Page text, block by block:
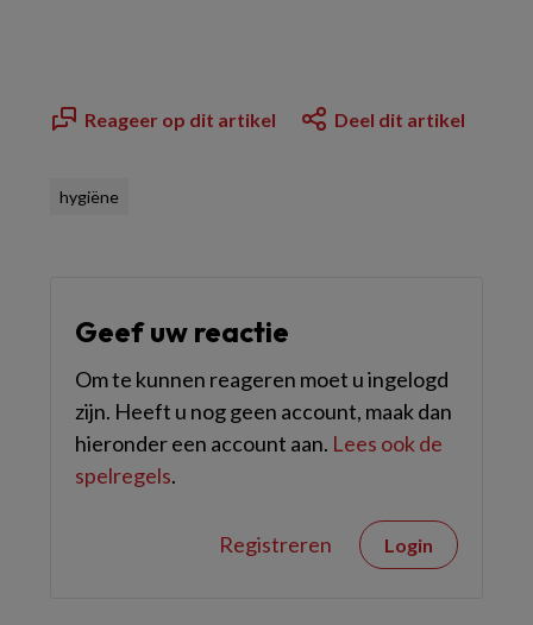
Reageer op dit artikel Deel dit artikel
hygiëne
Geef uw reactie
Om te kunnen reageren moet u ingelogd
zijn. Heeft u nog geen account, maak dan
hieronder een account aan. Lees ook de
spelregels.
Registreren Login